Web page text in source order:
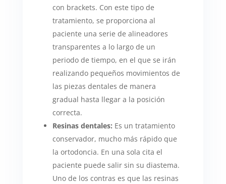
con brackets. Con este tipo de
tratamiento, se proporciona al
paciente una serie de alineadores
transparentes a lo largo de un
periodo de tiempo, en el que se irán
realizando pequeños movimientos de
las piezas dentales de manera
gradual hasta llegar a la posición
correcta.
Resinas dentales: Es un tratamiento
conservador, mucho más rápido que
la ortodoncia. En una sola cita el
paciente puede salir sin su diastema.
Uno de los contras es que las resinas